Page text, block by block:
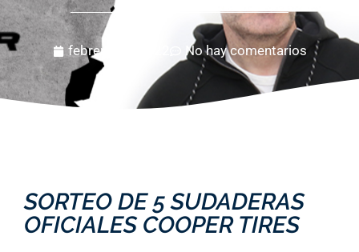
febrero 11, 2022 No hay comentarios
SORTEO DE 5 SUDADERAS
OFICIALES COOPER TIRES